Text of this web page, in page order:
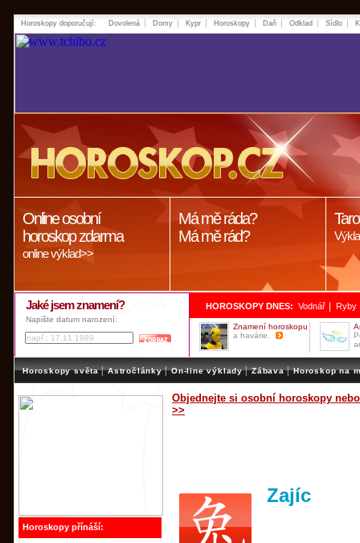
Horoskopy doporučují: Dovolená Domy Kypr Horoskopy Daň Odklad Sídlo
Online osobní
horoskop zdarma
online výklad>>
Má mě ráda?
Má mě rád?
Jaké jsem znamení?
Napište datum narození:
HOROSKOPY DNES: Vodnář Ryby
Znamení horoskopu
a havárie.
Horoskopy světa | Astročlánky | On-line výklady | Zábava | Horoskop na
Horoskopy přínáší:
Objednejte si osobní horoskopy
>>
Zajíc